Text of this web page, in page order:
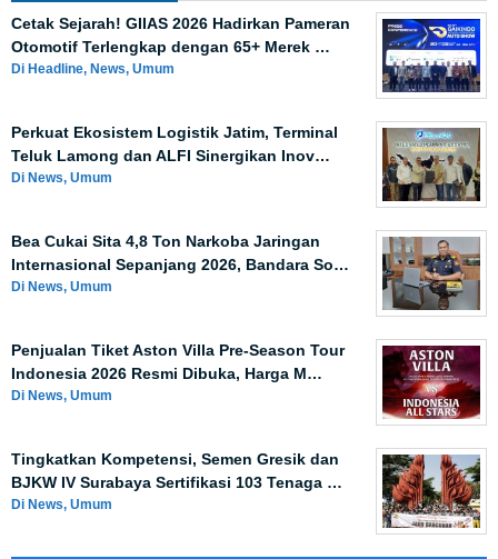
Cetak Sejarah! GIIAS 2026 Hadirkan Pameran
Otomotif Terlengkap dengan 65+ Merek …
Di Headline, News, Umum
Perkuat Ekosistem Logistik Jatim, Terminal
Teluk Lamong dan ALFI Sinergikan Inov…
Di News, Umum
Bea Cukai Sita 4,8 Ton Narkoba Jaringan
Internasional Sepanjang 2026, Bandara So…
Di News, Umum
Penjualan Tiket Aston Villa Pre-Season Tour
Indonesia 2026 Resmi Dibuka, Harga M…
Di News, Umum
Tingkatkan Kompetensi, Semen Gresik dan
BJKW IV Surabaya Sertifikasi 103 Tenaga …
Di News, Umum